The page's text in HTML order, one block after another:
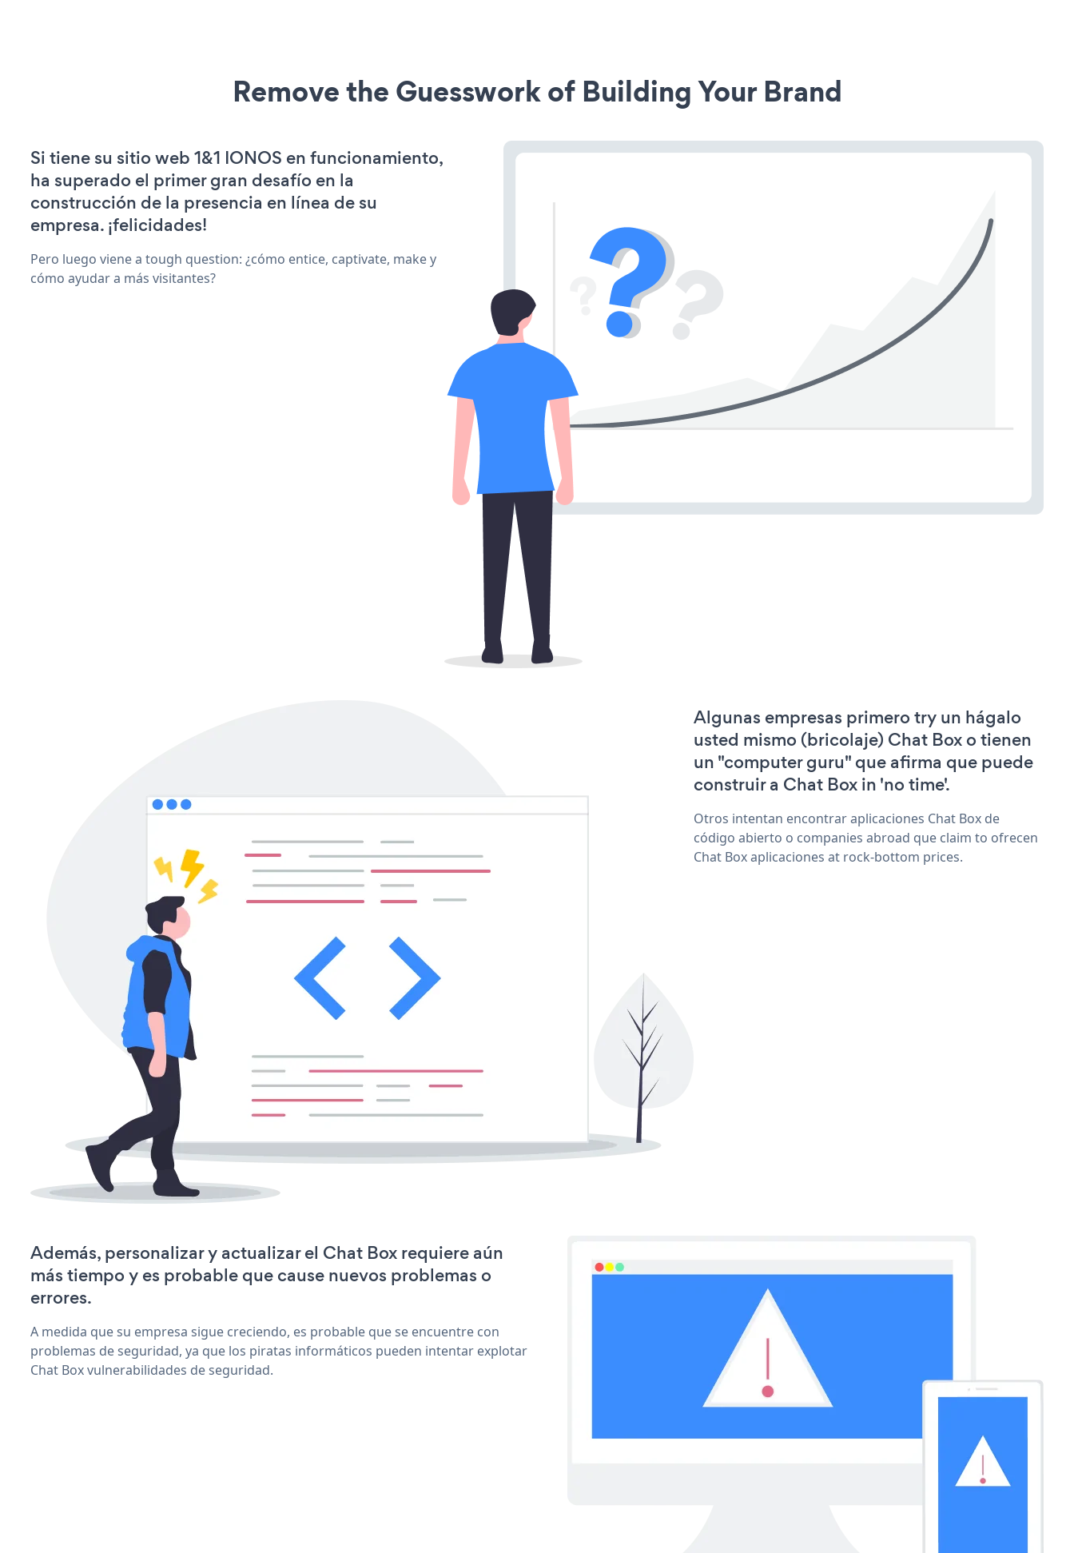
Remove the Guesswork of Building Your Brand
Si tiene su sitio web 1&1 IONOS en funcionamiento,
ha superado el primer gran desafío en la
construcción de la presencia en línea de su
empresa. ¡felicidades!
Pero luego viene a tough question: ¿cómo entice, captivate, make y
cómo ayudar a más visitantes?
Algunas empresas primero try un hágalo
usted mismo (bricolaje) Chat Box o tienen
un "computer guru" que afirma que puede
construir a Chat Box in 'no time'.
Otros intentan encontrar aplicaciones Chat Box de
código abierto o companies abroad que claim to ofrecen
Chat Box aplicaciones at rock-bottom prices.
Además, personalizar y actualizar el Chat Box requiere aún
más tiempo y es probable que cause nuevos problemas o
errores.
A medida que su empresa sigue creciendo, es probable que se encuentre con
problemas de seguridad, ya que los piratas informáticos pueden intentar explotar
Chat Box vulnerabilidades de seguridad.